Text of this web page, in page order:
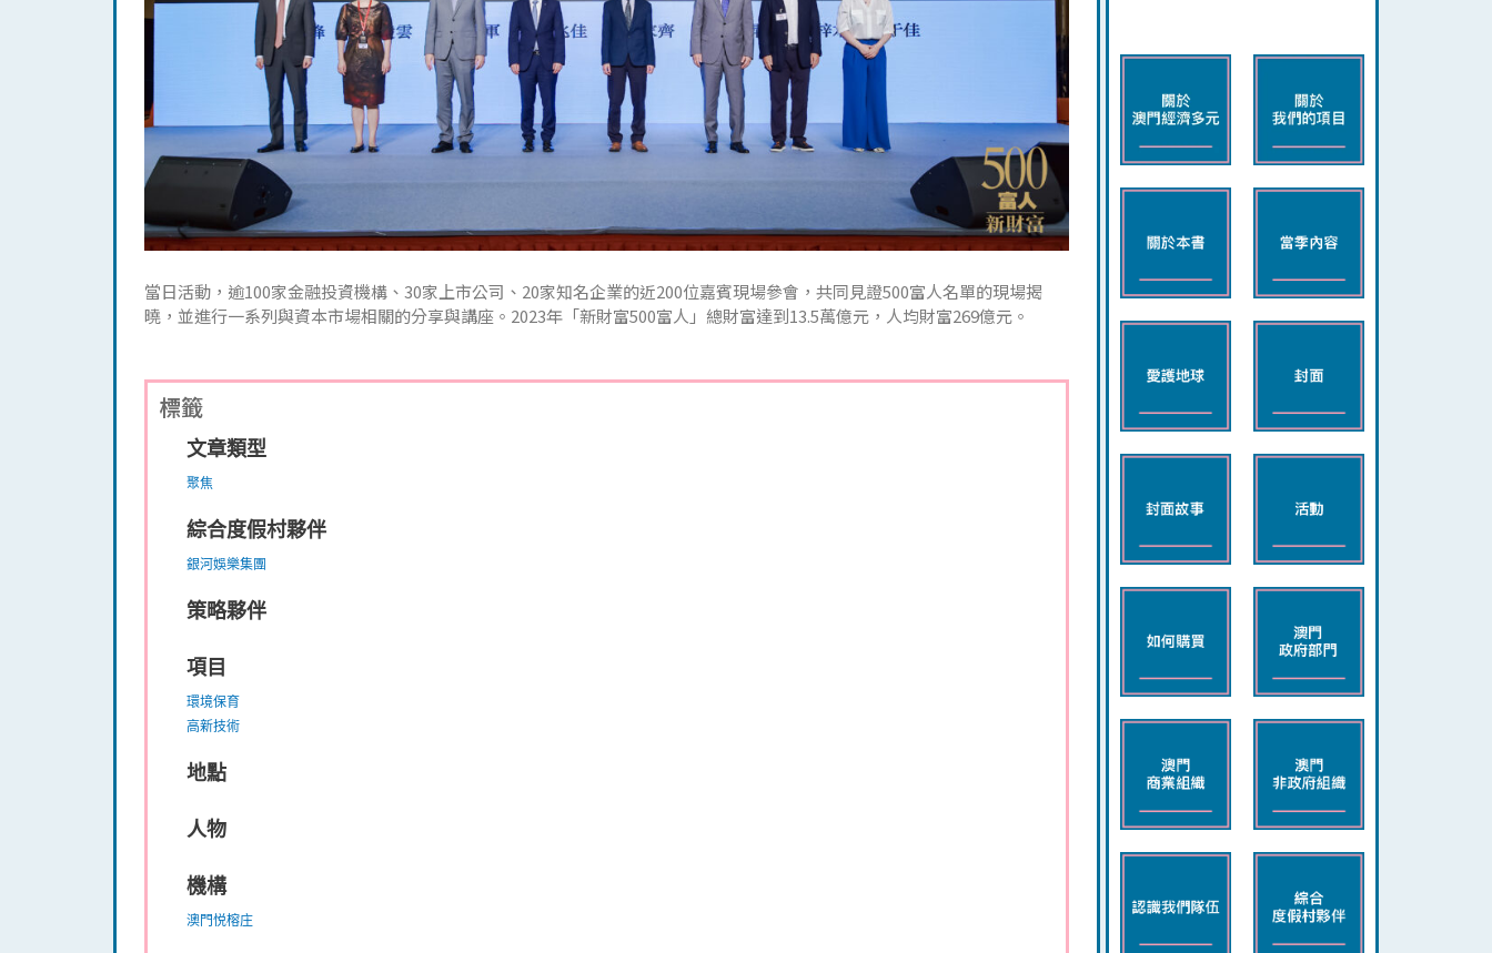
當日活動，逾100家金融投資機構、30家上市公司、20家知名企業的近200位嘉賓現場參會，共同見證500富人名單的現場揭
曉，並進行一系列與資本市場相關的分享與講座。2023年「新財富500富人」總財富達到13.5萬億元，人均財富269億元。
標籤
文章類型
聚焦
綜合度假村夥伴
銀河娛樂集團
策略夥伴
項目
環境保育
高新技術
地點
人物
機構
澳門悦榕庄